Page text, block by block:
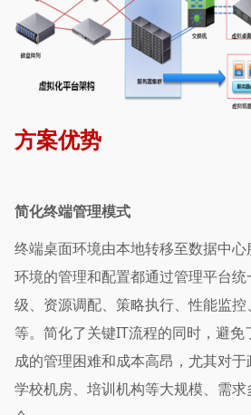
方案优势
简化终端管理模式
终端桌面环境由本地转移至数据中
环境的管理和配置都通过管理平台
级、资源调配、策略执行、性能监
等。简化了关键IT流程的同时，避
成的管理困难和成本高昂，尤其对于
学校机房、培训机构等大规模、需